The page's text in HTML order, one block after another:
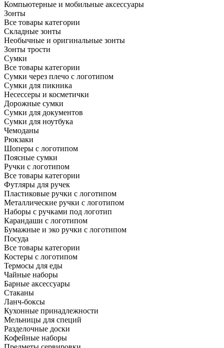
Компьютерные и мобильные аксессуары
Зонты
Все товары категории
Складные зонты
Необычные и оригинальные зонты
Зонты трости
Сумки
Все товары категории
Сумки через плечо с логотипом
Сумки для пикника
Несессеры и косметички
Дорожные сумки
Сумки для документов
Сумки для ноутбука
Чемоданы
Рюкзаки
Шоперы с логотипом
Поясные сумки
Ручки с логотипом
Все товары категории
Футляры для ручек
Пластиковые ручки с логотипом
Металлические ручки с логотипом
Наборы с ручками под логотип
Карандаши с логотипом
Бумажные и эко ручки с логотипом
Посуда
Все товары категории
Костеры с логотипом
Термосы для еды
Чайные наборы
Барные аксессуары
Стаканы
Ланч-боксы
Кухонные принадлежности
Мельницы для специй
Разделочные доски
Кофейные наборы